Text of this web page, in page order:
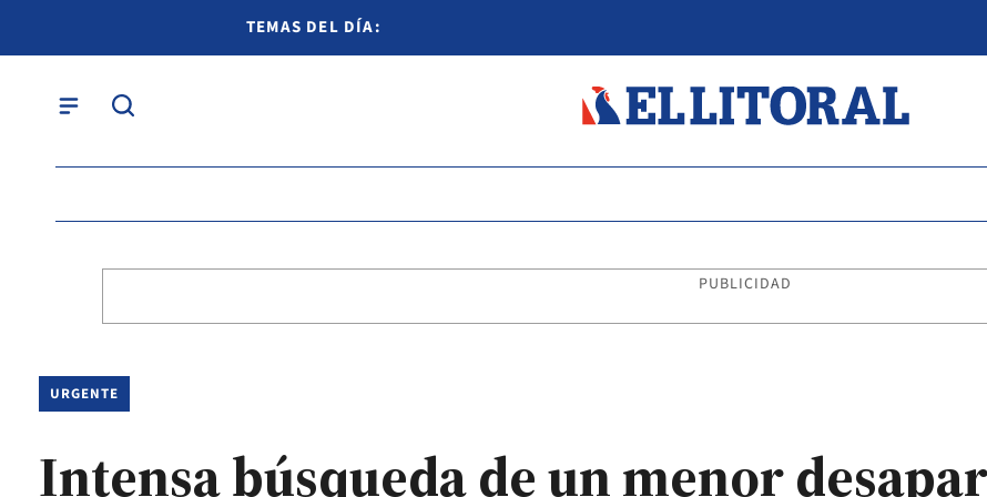
TEMAS DEL DÍA:
PUBLICIDAD
URGENTE
Intensa búsqueda de un menor